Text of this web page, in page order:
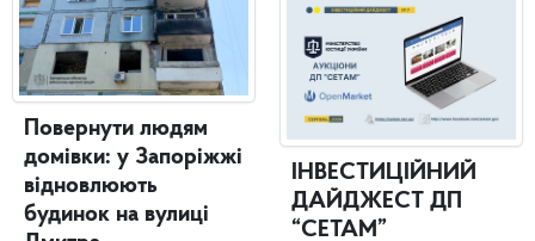
Повернути людям
домівки: у Запоріжжі
відновлюють
будинок на вулиці
ІНВЕСТИЦІЙНИЙ
ДАЙДЖЕСТ ДП
“СЕТАМ”